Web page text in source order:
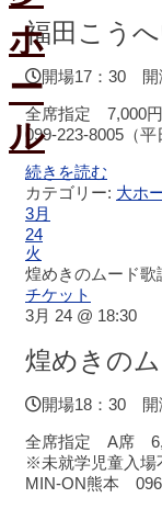
ュ
ル
大
室
ジ
チ
ッ
ト
ガ
福田こう
開場17：30
全席指定 7,000円
099-223-8005（平
続きを読む
カテゴリー: 大ホ
3月
24
火
煌めきのムード歌
チケット
3月 24 @ 18:30
煌めきの
開場18：30 開
全席指定 A席
※未就学児童入場
MIN-ON熊本